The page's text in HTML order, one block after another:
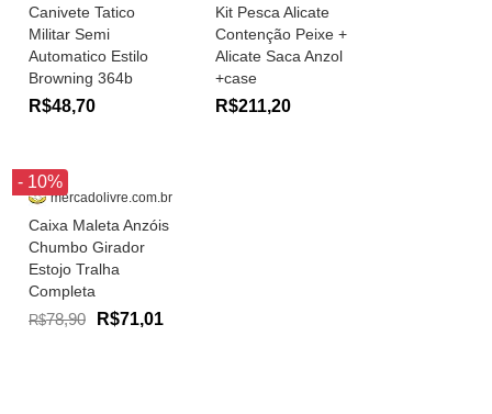
Canivete Tatico
Militar Semi
Automatico Estilo
Browning 364b
R$48,70
Kit Pesca Alicate
Contenção Peixe +
Alicate Saca Anzol
+case
R$211,20
- 10%
mercadolivre.com.br
Caixa Maleta Anzóis
Chumbo Girador
Estojo Tralha
Completa
R$78,90 R$71,01